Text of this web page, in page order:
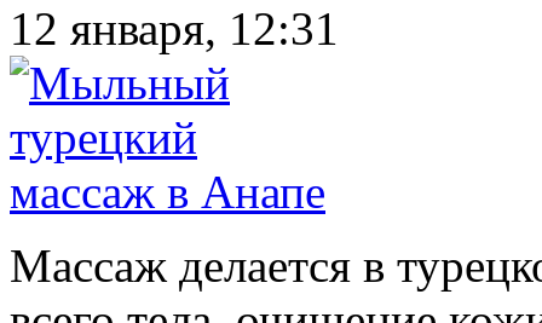
12 января, 12:31
Массаж делается в